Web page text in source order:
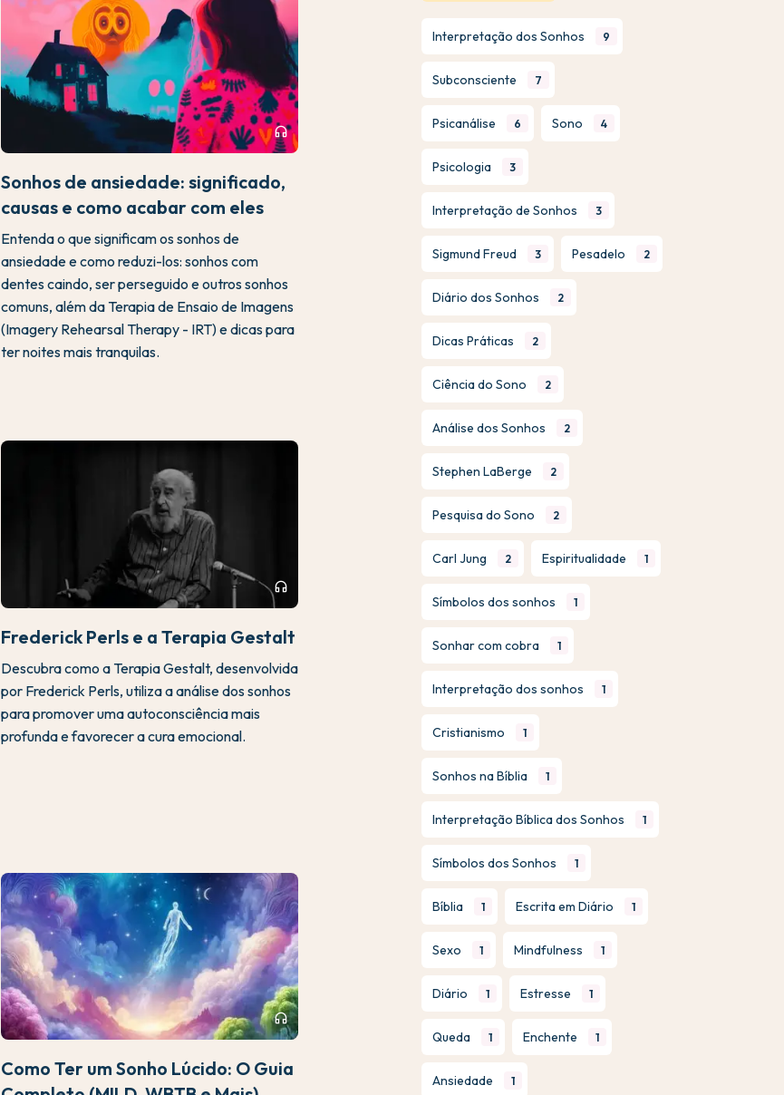
headphones
Sonhos de ansiedade: significado,
causas e como acabar com eles
Entenda o que significam os sonhos de
ansiedade e como reduzi-los: sonhos com
dentes caindo, ser perseguido e outros sonhos
comuns, além da Terapia de Ensaio de Imagens
(Imagery Rehearsal Therapy - IRT) e dicas para
ter noites mais tranquilas.
headphones
Frederick Perls e a Terapia Gestalt
Descubra como a Terapia Gestalt, desenvolvida
por Frederick Perls, utiliza a análise dos sonhos
para promover uma autoconsciência mais
profunda e favorecer a cura emocional.
headphones
Como Ter um Sonho Lúcido: O Guia
Interpretação dos Sonhos 9
Subconsciente 7
Psicanálise 6 Sono 4
Psicologia 3
Interpretação de Sonhos 3
Sigmund Freud 3 Pesadelo 2
Diário dos Sonhos 2
Dicas Práticas 2
Ciência do Sono 2
Análise dos Sonhos 2
Stephen LaBerge 2
Pesquisa do Sono 2
Carl Jung 2 Espiritualidade 1
Símbolos dos sonhos 1
Sonhar com cobra 1
Interpretação dos sonhos 1
Cristianismo 1
Sonhos na Bíblia 1
Interpretação Bíblica dos Sonhos 1
Símbolos dos Sonhos 1
Bíblia 1 Escrita em Diário 1
Sexo 1 Mindfulness 1
Diário 1 Estresse 1
Queda 1 Enchente 1
Ansiedade 1